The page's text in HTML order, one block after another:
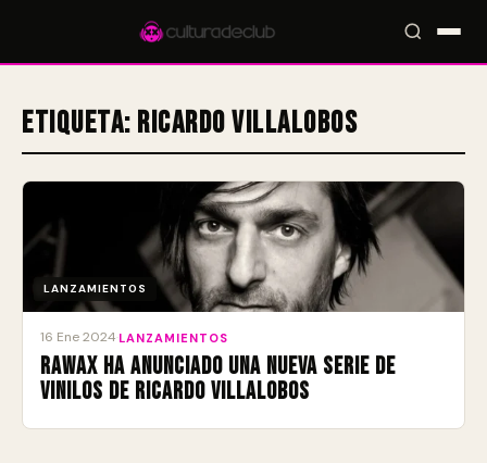
Accesos rápidos: 🎪 Eventos🎤 Artistas📍 Locales📰 Magazine
Etiqueta: Ricardo Villalobos
LANZAMIENTOS
16 Ene 2024 LANZAMIENTOS
Rawax ha anunciado una nueva serie de
vinilos de Ricardo Villalobos